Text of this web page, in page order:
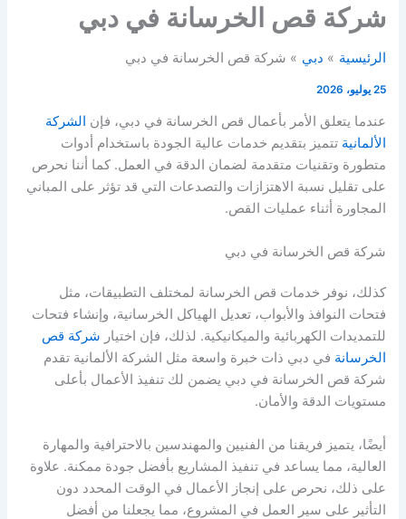
شركة قص الخرسانة في دبي
الرئيسية دبي شركة قص الخرسانة في دبي
25 يوليو، 2026
عندما يتعلق الأمر بأعمال قص الخرسانة في دبي، فإن الشركة
الألمانية تتميز بتقديم خدمات عالية الجودة باستخدام أدوات
متطورة وتقنيات متقدمة لضمان الدقة في العمل. كما أننا نحرص
على تقليل نسبة الاهتزازات والتصدعات التي قد تؤثر على المباني
المجاورة أثناء عمليات القص.
شركة قص الخرسانة في دبي
كذلك، نوفر خدمات قص الخرسانة لمختلف التطبيقات، مثل
فتحات النوافذ والأبواب، تعديل الهياكل الخرسانية، وإنشاء فتحات
للتمديدات الكهربائية والميكانيكية. لذلك، فإن اختيار شركة قص
الخرسانة في دبي ذات خبرة واسعة مثل الشركة الألمانية تقدم
شركة قص الخرسانة في دبي يضمن لك تنفيذ الأعمال بأعلى
مستويات الدقة والأمان.
أيضًا، يتميز فريقنا من الفنيين والمهندسين بالاحترافية والمهارة
العالية، مما يساعد في تنفيذ المشاريع بأفضل جودة ممكنة. علاوة
على ذلك، نحرص على إنجاز الأعمال في الوقت المحدد دون
التأثير على سير العمل في المشروع، مما يجعلنا من أفضل